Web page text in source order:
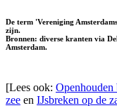
De term 'Vereniging
zijn.
Bronnen: diverse kranten via
Amsterdam.
[Lees ook: Openhouden
zee en IJsbreken op de